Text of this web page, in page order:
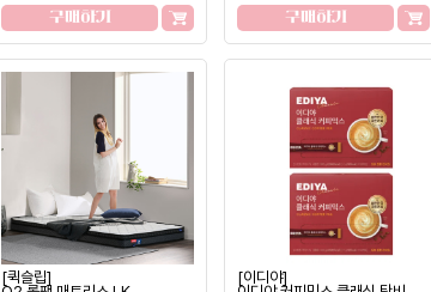
구매하기 구매하기
[퀵슬립]
[이디야]